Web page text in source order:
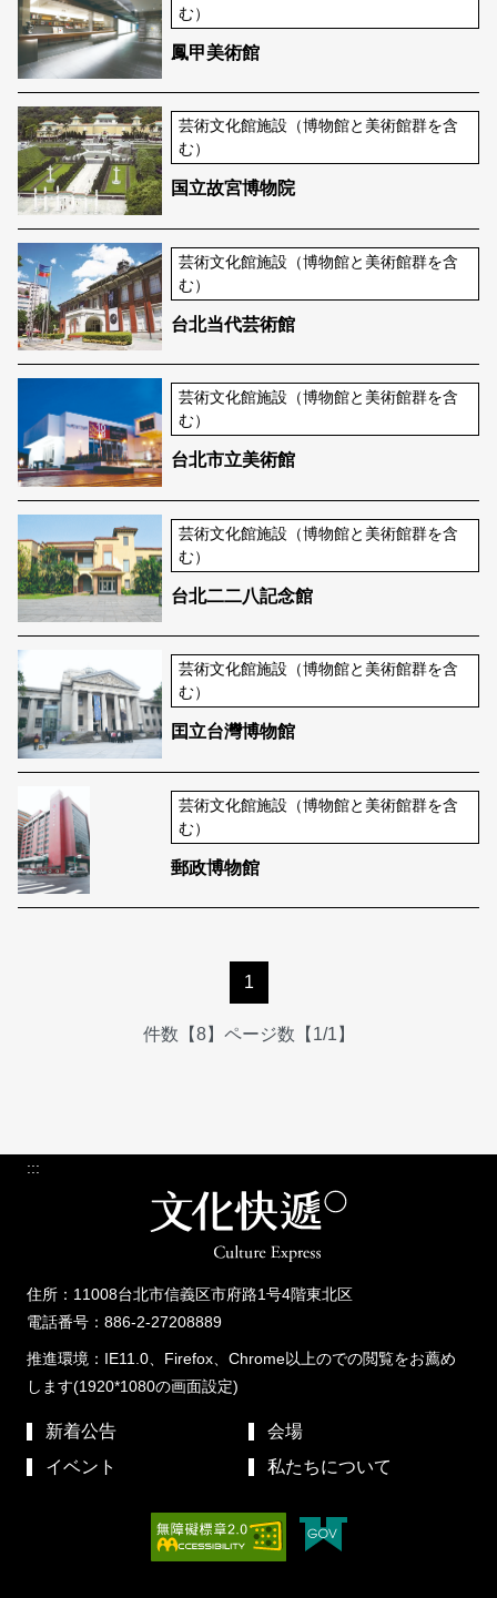
む）
鳳甲美術館
芸術文化館施設（博物館と美術館群を含
む）
国立故宮博物院
芸術文化館施設（博物館と美術館群を含
む）
台北当代芸術館
芸術文化館施設（博物館と美術館群を含
む）
台北市立美術館
芸術文化館施設（博物館と美術館群を含
む）
台北二二八記念館
芸術文化館施設（博物館と美術館群を含
む）
囯立台灣博物館
芸術文化館施設（博物館と美術館群を含
む）
郵政博物館
1
件数【8】ページ数【1/1】
:::
住所：11008台北市信義区市府路1号4階東北区
電話番号：886-2-27208889
推進環境：IE11.0、Firefox、Chrome以上のでの閲覧をお薦め
します(1920*1080の画面設定)
新着公告
会場
イベント
私たちについて